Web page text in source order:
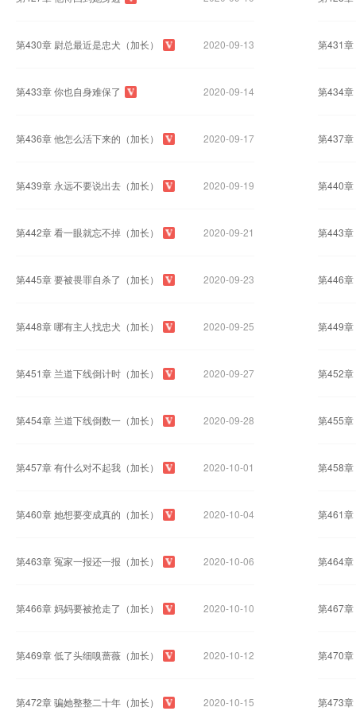
第430章 尉总最近是忠犬（加长） 2020-09-13 第431章
第433章 你也自身难保了 2020-09-14 第434章
第436章 他怎么活下来的（加长） 2020-09-17 第437章
第439章 永远不要说出去（加长） 2020-09-19 第440章
第442章 看一眼就忘不掉（加长） 2020-09-21 第443章
第445章 要被畏罪自杀了（加长） 2020-09-23 第446章
第448章 哪有主人找忠犬（加长） 2020-09-25 第449章
第451章 兰道下线倒计时（加长） 2020-09-27 第452章
第454章 兰道下线倒数一（加长） 2020-09-28 第455章
第457章 有什么对不起我（加长） 2020-10-01 第458章
第460章 她想要变成真的（加长） 2020-10-04 第461章
第463章 冤家一报还一报（加长） 2020-10-06 第464章
第466章 妈妈要被抢走了（加长） 2020-10-10 第467章
第469章 低了头细嗅蔷薇（加长） 2020-10-12 第470章
第472章 骗她整整二十年（加长） 2020-10-15 第473章